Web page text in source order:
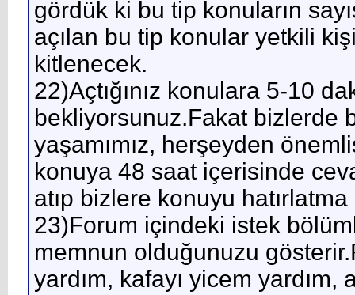
gördük ki bu tip konuların
açılan bu tip konular yetkili
kitlenecek.
22)Açtığınız konulara 5-10
bekliyorsunuz.Fakat bizlerde
yaşamımız, herşeyden
konuya 48 saat içerisinde
atıp bizlere konuyu
23)Forum içindeki istek
memnun olduğunuzu
yardım, kafayı yicem yardım,